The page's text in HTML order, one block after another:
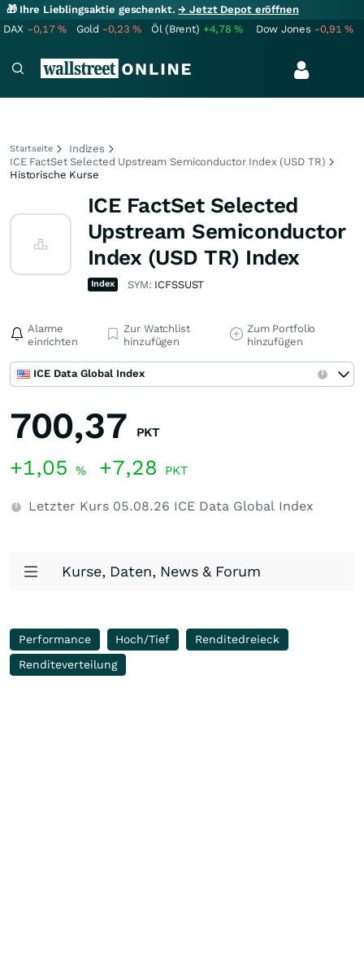
🎁 Ihre Lieblingsaktie geschenkt.→ Jetzt Depot eröffnen
DAX -0,17% Gold -0,23% Öl (Brent) +4,78% Dow Jones -0,91%
Startseite
Indizes
ICE FactSet Selected Upstream Semiconductor Index (USD TR)
Historische Kurse
ICE FactSet Selected
Upstream Semiconductor
Index (USD TR) Index
Index SYM: ICFSSUST
Alarme
einrichten
Zur Watchlist
hinzufügen
Zum Portfolio
hinzufügen
ICE Data Global Index
700,37 PKT
+1,05 % +7,28 PKT
Letzter Kurs 05.08.26 ICE Data Global Index
Kurse, Daten, News & Forum
Performance Hoch/Tief
Renditedreieck
Renditeverteilung